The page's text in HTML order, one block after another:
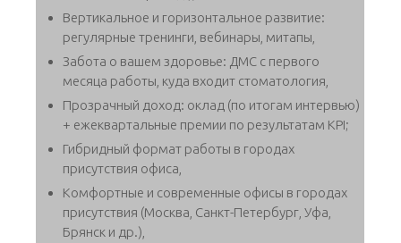
Вертикальное и горизонтальное развитие:
регулярные тренинги, вебинары, митапы,
Забота о вашем здоровье: ДМС с первого
месяца работы, куда входит стоматология,
Прозрачный доход: оклад (по итогам интервью)
+ ежеквартальные премии по результатам KPI;
Гибридный формат работы в городах
присутствия офиса,
Комфортные и современные офисы в городах
присутствия (Москва, Санкт-Петербург, Уфа,
Брянск и др.),